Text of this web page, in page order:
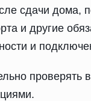
сдачи дома,
и другие
и
проверять